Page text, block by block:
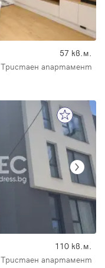
57 кв.м.
Тристаен апартамент
110 кв.м.
Тристаен апартамент